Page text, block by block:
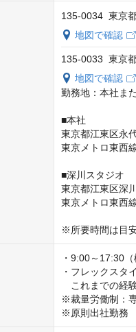
135-0034 東京
地図で確認
135-0033 東京
地図で確認
勤務地：本社ま
■本社
東京都江東区永
東京メトロ東西
■深川スタジオ
東京都江東区深
東京メトロ東西
※所要時間は目
・9:00～17:30
・フレックスタ
これまでの経
※裁量労働制：
※原則出社勤務